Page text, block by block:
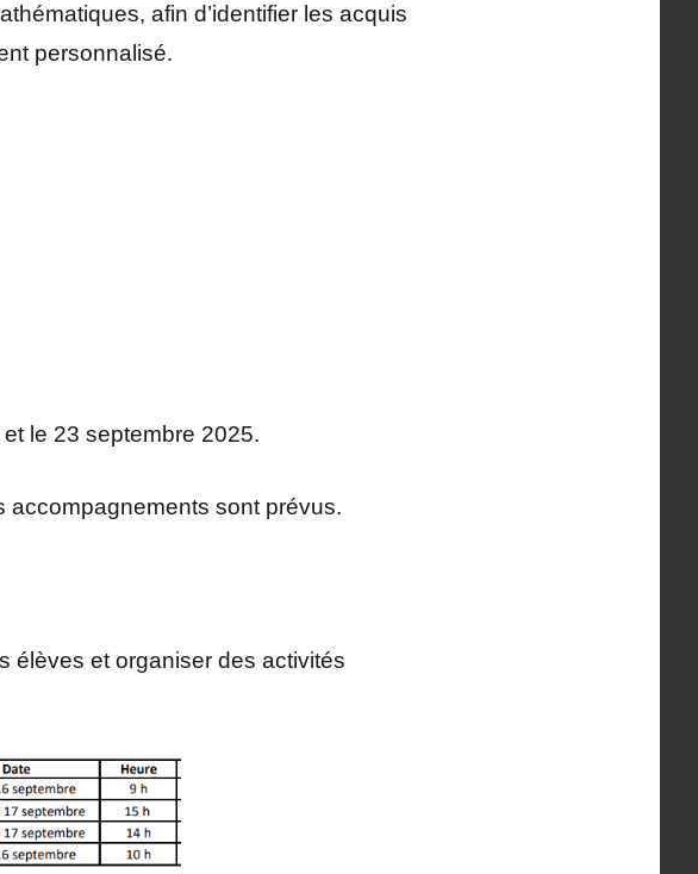
afin d’identifier les acquis
personnalisé.
le 23 septembre 2025.
accompagnements sont prévus.
élèves et organiser des activités